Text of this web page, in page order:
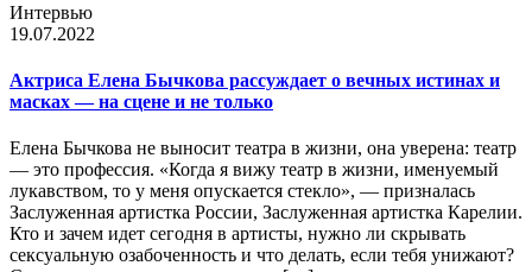
Интервью
19.07.2022
Актриса Елена Бычкова рассуждает о вечных истинах и
масках — на сцене и не только
Елена Бычкова не выносит театра в жизни, она уверена: театр
— это профессия. «Когда я вижу театр в жизни, именуемый
лукавством, то у меня опускается стекло», — призналась
Заслуженная артистка России, Заслуженная артистка Карелии.
Кто и зачем идет сегодня в артисты, нужно ли скрывать
сексуальную озабоченность и что делать, если тебя унижают?